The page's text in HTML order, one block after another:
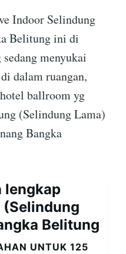
Indoor Selindung
Belitung ini di
menyukai
dalam ruangan,
ballroom yg
(Selindung Lama)
Bangka
lengkap
Belitung
UNTUK 125